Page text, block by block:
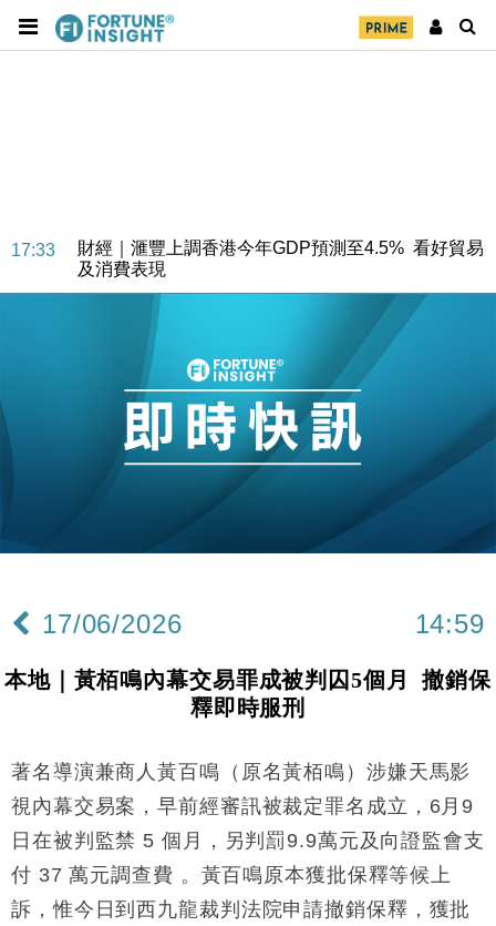
17:33
財經｜滙豐上調香港今年GDP預測至4.5% 看好貿易
及消費表現
本地｜假冒內地執法人員要求交「保證金」 43歲女子
損失近6900萬元
財經｜日經失守6.5萬點後回穩 全周仍升近2%
財經｜恒隆10月換帥 玩具「反」斗城亞洲CEO蔡德
15:11
財經｜韓股反覆波動收跌 連挫7周創逾3年最長跌勢
財經｜內地7月美元計價出口增近24%勝預期 貿易順
11:12
國際｜特朗普料美伊戰事快結束 承認部分彈藥庫存緊
15:59
財經｜SA售股自救後再出手 斥4億美元押注未上市公
47仙
17:33
財經｜滙豐上調香港今年GDP預測至4.5% 看好貿易
損失近6900萬元
16:05
財經｜日經失守6.5萬點後回穩 全周仍升近2%
17/06/2026 14:59
本地｜黃栢鳴內幕交易罪成被判囚5個月 撤銷保
釋即時服刑
著名導演兼商人黃百鳴（原名黃栢鳴）涉嫌天馬影
視內幕交易案，早前經審訊被裁定罪名成立，6月9
日在被判監禁 5 個月，另判罰9.9萬元及向證監會支
付 37 萬元調查費 。黃百鳴原本獲批保釋等候上
訴，惟今日到西九龍裁判法院申請撤銷保釋，獲批